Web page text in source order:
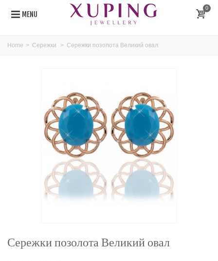
MENU
0
Home > Сережки > Сережки позолота Великий овал
Сережки позолота Великий овал